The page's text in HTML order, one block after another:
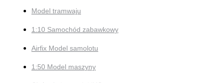
Model tramwaju
1:10 Samochód zabawkowy
Airfix Model samolotu
1:50 Model maszyny